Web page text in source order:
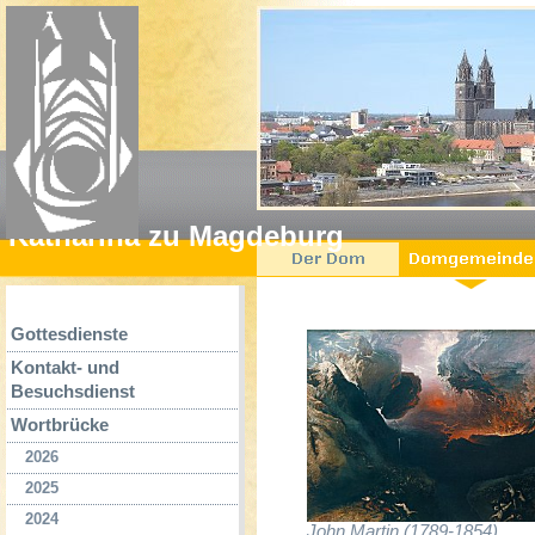
Katharina zu Magdeburg
Gottesdienste
Kontakt- und
Besuchsdienst
Wortbrücke
2026
2025
2024